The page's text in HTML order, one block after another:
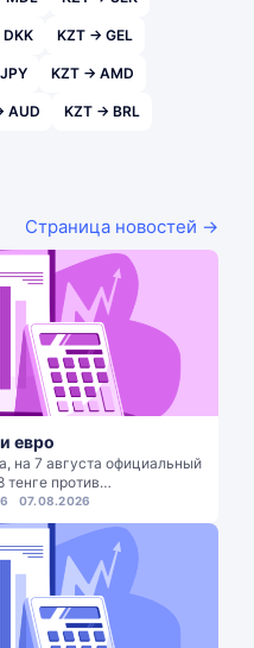
KZT → GEL
KZT → AMD
AUD KZT → BRL
Страница новостей →
евро
на 7 августа официальный
тенге против…
07.08.2026